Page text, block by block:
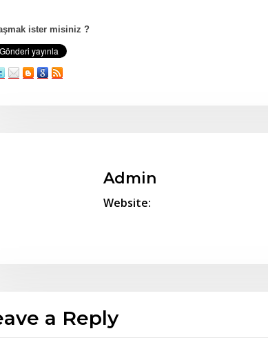
ister misiniz ?
Admin
Website:
a Reply